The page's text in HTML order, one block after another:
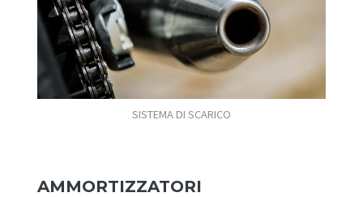
SISTEMA DI SCARICO
AMMORTIZZATORI